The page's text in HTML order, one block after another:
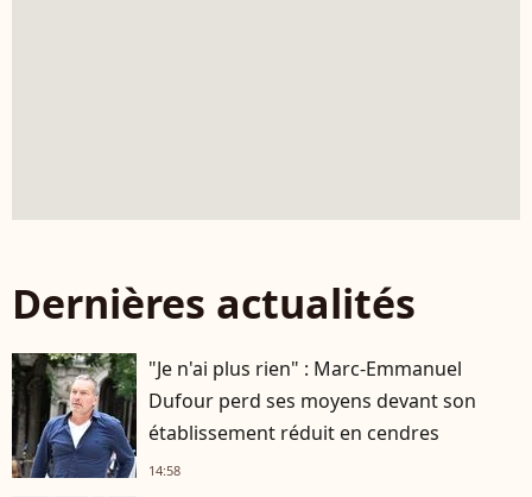
Dernières actualités
"Je n'ai plus rien" : Marc-Emmanuel
Dufour perd ses moyens devant son
établissement réduit en cendres
14:58